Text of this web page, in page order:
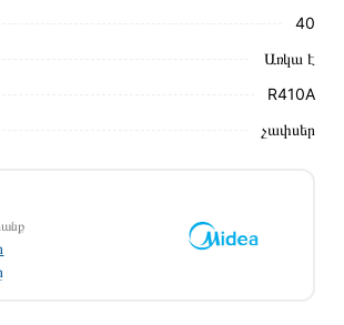
մենեջերները կմշակեն պատվերը և
համաձայնեցնելու առաքման
առցանց պատվեր տեղադրելը,
կարդալ նկարագրությունը,
ընթացքում:
40
Առկա է
R410A
չափսեր